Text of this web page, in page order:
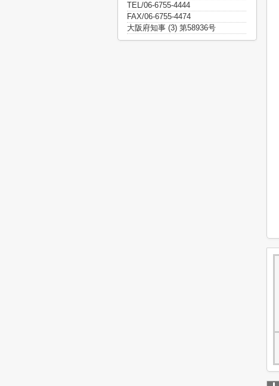
TEL/06-6755-4444
FAX/06-6755-4474
大阪府知事 (3) 第58936号